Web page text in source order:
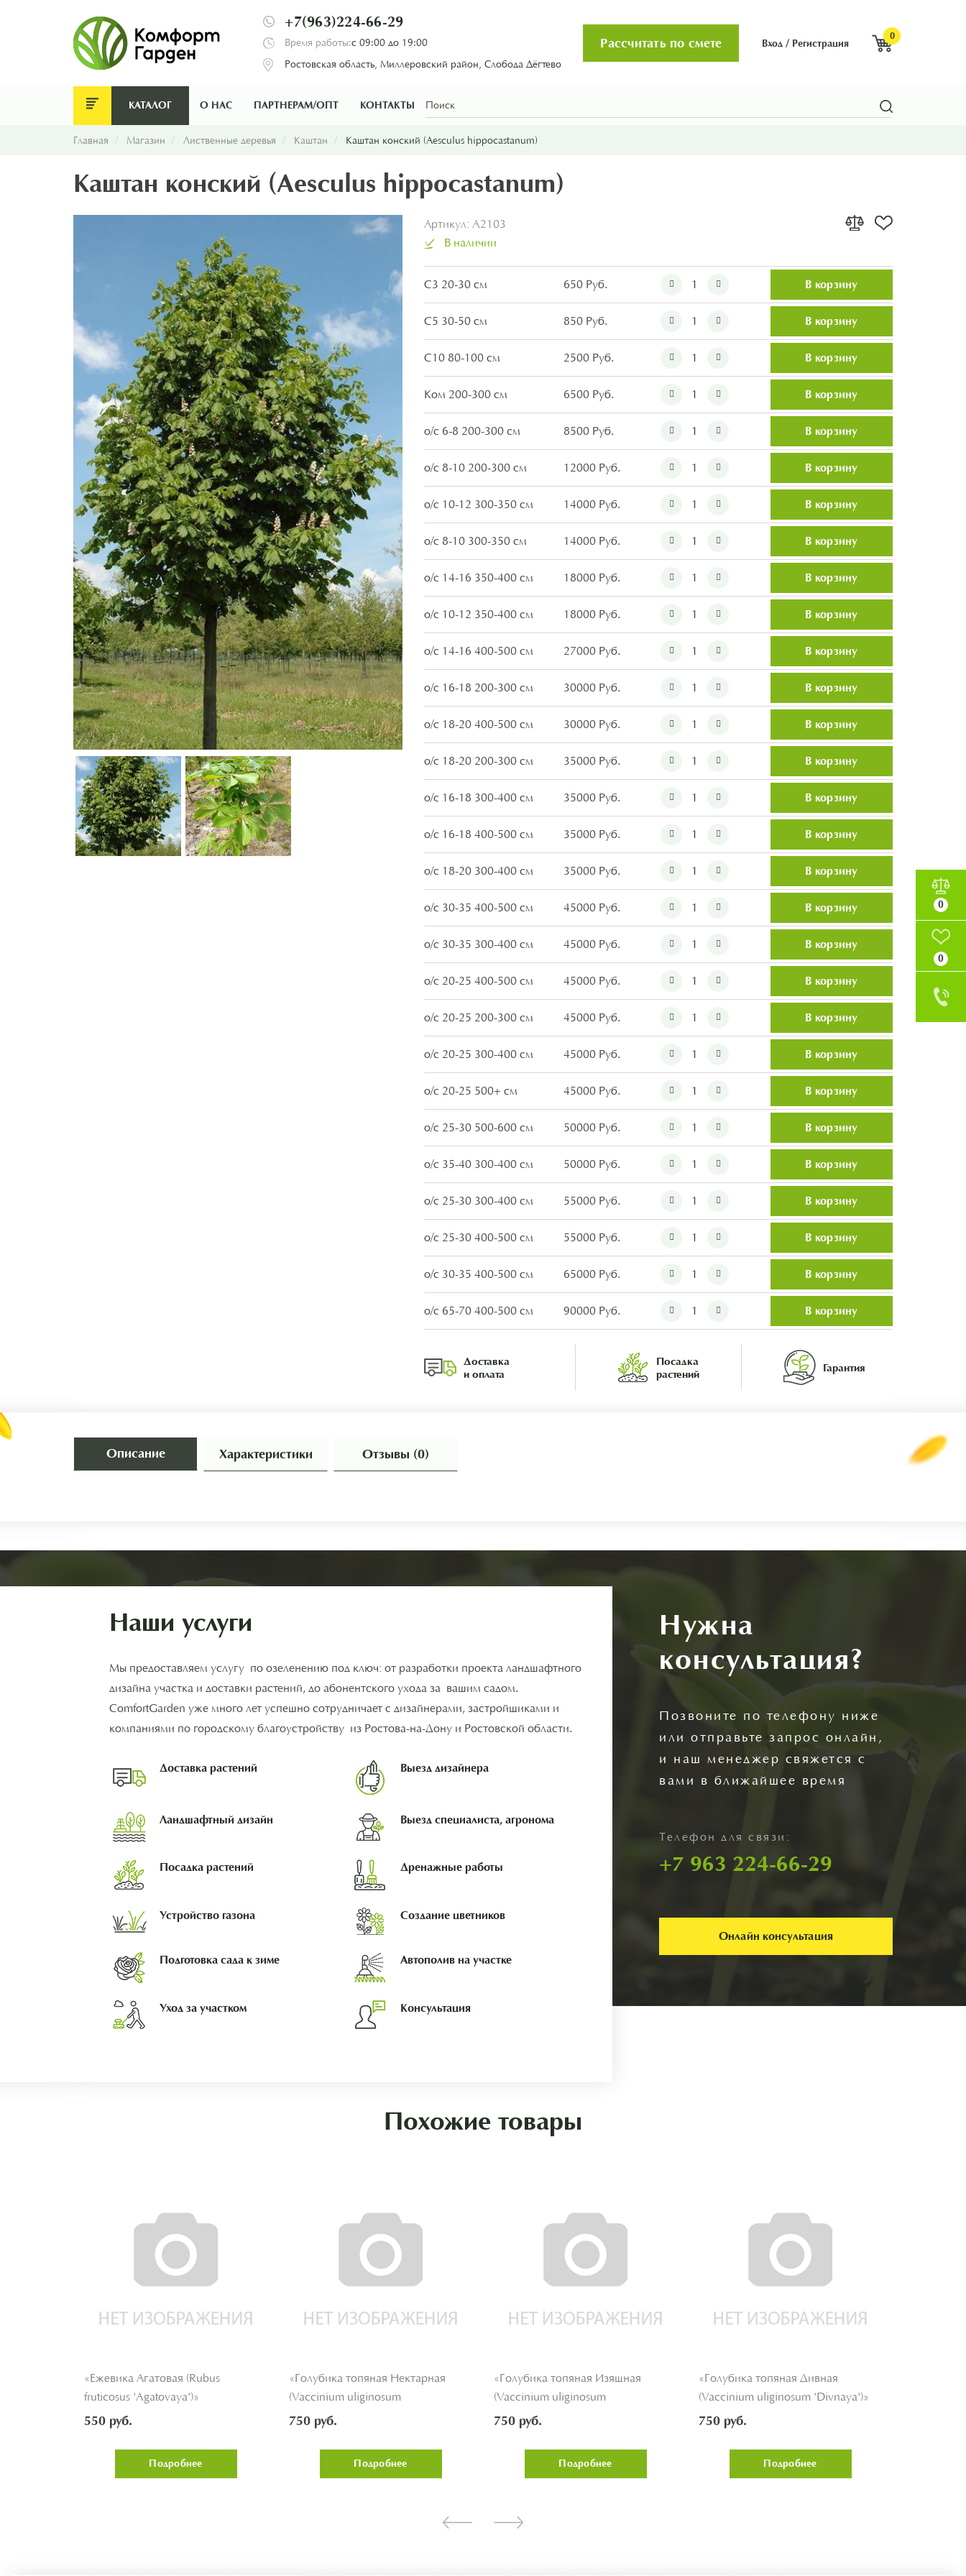
+7(963)224-66-29
Время работы:с 09:00 до 19:00
Ростовская область, Миллеровский район, Слобода Дёгтево
Рассчитать по смете Вход / Регистрация
0
КАТАЛОГ О НАС ПАРТНЕРАМ/ОПТ КОНТАКТЫ
0
0
Главная Магазин Лиственные деревья Каштан Каштан конский (Aesculus hippocastanum)
Каштан конский (Aesculus hippocastanum)
Артикул: A2103
В наличии
С3 20-30 см 650 Руб. В корзину
С5 30-50 см 850 Руб. В корзину
С10 80-100 см 2500 Руб. В корзину
Ком 200-300 см 6500 Руб. В корзину
о/с 6-8 200-300 см 8500 Руб. В корзину
о/с 8-10 200-300 см 12000 Руб. В корзину
о/с 10-12 300-350 см 14000 Руб. В корзину
о/с 8-10 300-350 см 14000 Руб. В корзину
о/с 14-16 350-400 см 18000 Руб. В корзину
о/с 10-12 350-400 см 18000 Руб. В корзину
о/с 14-16 400-500 см 27000 Руб. В корзину
о/с 16-18 200-300 см 30000 Руб. В корзину
о/с 18-20 400-500 см 30000 Руб. В корзину
о/с 18-20 200-300 см 35000 Руб. В корзину
о/с 16-18 300-400 см 35000 Руб. В корзину
о/с 16-18 400-500 см 35000 Руб. В корзину
о/с 18-20 300-400 см 35000 Руб. В корзину
о/с 30-35 400-500 см 45000 Руб. В корзину
о/с 30-35 300-400 см 45000 Руб. В корзину
о/с 20-25 400-500 см 45000 Руб. В корзину
о/с 20-25 200-300 см 45000 Руб. В корзину
о/с 20-25 300-400 см 45000 Руб. В корзину
о/с 20-25 500+ см 45000 Руб. В корзину
о/с 25-30 500-600 см 50000 Руб. В корзину
о/с 35-40 300-400 см 50000 Руб. В корзину
о/с 25-30 300-400 см 55000 Руб. В корзину
о/с 25-30 400-500 см 55000 Руб. В корзину
о/с 30-35 400-500 см 65000 Руб. В корзину
о/с 65-70 400-500 см 90000 Руб. В корзину
Доставка
и оплата
Посадка
растений
Гарантия
Описание Характеристики Отзывы (0)
Наши услуги
Мы предоставляем услугу по озеленению под ключ: от разработки проекта ландшафтного
дизайна участка и доставки растений, до абонентского ухода за вашим садом.
ComfortGarden уже много лет успешно сотрудничает с дизайнерами, застройщиками и
компаниями по городскому благоустройству из Ростова-на-Дону и Ростовской области.
Доставка растений Выезд дизайнера
Ландшафтный дизайн Выезд специалиста, агронома
Посадка растений Дренажные работы
Устройство газона Создание цветников
Подготовка сада к зиме Автополив на участке
Уход за участком Консультация
Нужна
консультация?
Позвоните по телефону ниже
или отправьте запрос онлайн,
и наш менеджер свяжется с
вами в ближайшее время
Телефон для связи:
+7 963 224-66-29
Онлайн консультация
Похожие товары
«Ежевика Агатовая (Rubus
fruticosus 'Agatovaya')»
550 руб.
Подробнее
«Голубика топяная Нектарная
(Vaccinium uliginosum
'Nektarnaya')»
750 руб.
Подробнее
«Голубика топяная Изящная
(Vaccinium uliginosum
'Izyashchnaya')»
750 руб.
Подробнее
«Голубика топяная Дивная
(Vaccinium uliginosum 'Divnaya')»
750 руб.
Подробнее